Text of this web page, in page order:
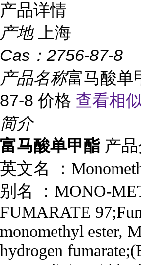
产品详情
产地
上海
Cas： 2756-87-8
产品名称富马酸单
87-8 价格 查看相
简介
富马酸单甲酯 产品
英文名 ：
别名 ： MONO-
FUMARATE
monomethyl ester,
hydrogen